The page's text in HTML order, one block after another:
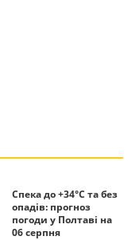
Спека до +34°С та без
опадів: прогноз
погоди у Полтаві на
06 серпня